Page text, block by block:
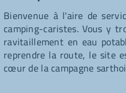
Bienvenue à l'aire de
camping-caristes. Vous y
ravitaillement en eau
reprendre la route, le site
cœur de la campagne